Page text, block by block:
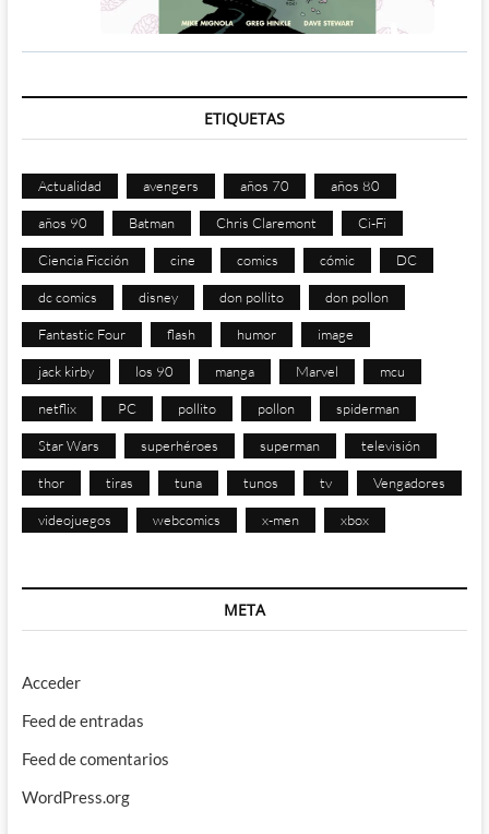
ETIQUETAS
Actualidad avengers años 70 años 80
años 90 Batman Chris Claremont Ci-Fi
Ciencia Ficción cine comics cómic DC
dc comics disney don pollito don pollon
Fantastic Four flash humor image
jack kirby los 90 manga Marvel mcu
netflix PC pollito pollon spiderman
Star Wars superhéroes superman televisión
thor tiras tuna tunos tv Vengadores
videojuegos webcomics x-men xbox
META
Acceder
Feed de entradas
Feed de comentarios
WordPress.org